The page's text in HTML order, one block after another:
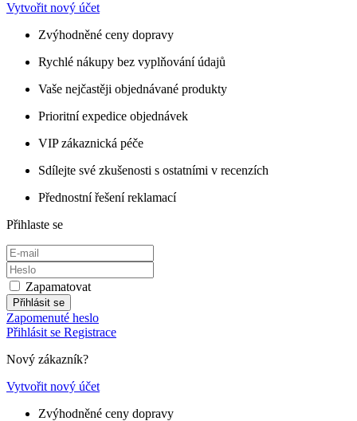
Vytvořit nový účet
Zvýhodněné ceny dopravy
Rychlé nákupy bez vyplňování údajů
Vaše nejčastěji objednávané produkty
Prioritní expedice objednávek
VIP zákaznická péče
Sdílejte své zkušenosti s ostatními v recenzích
Přednostní řešení reklamací
Přihlaste se
Zapamatovat
Přihlásit se
Zapomenuté heslo
Přihlásit se Registrace
Nový zákazník?
Vytvořit nový účet
Zvýhodněné ceny dopravy